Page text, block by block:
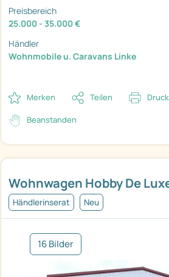
Wohnwagen Hobby De
Händlerinserat Neu
16 Bilder
Preisbereich
25.000 - 35.000 €
Händler
Wohnmobile u. Caravans Linke
Merken Teilen
Beanstanden